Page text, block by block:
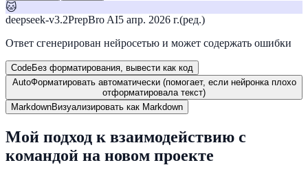
🐱
deepseek-v3.2PrepBro AI5 апр. 2026 г.(ред.)
Ответ сгенерирован нейросетью и может содержать ошибки
CodeБез форматирования, вывести как код
AutoФорматировать автоматически (помогает, если нейронка плохо
отформатировала текст)
MarkdownВизуализировать как Markdown
Мой подход к взаимодействию с
командой на новом проекте